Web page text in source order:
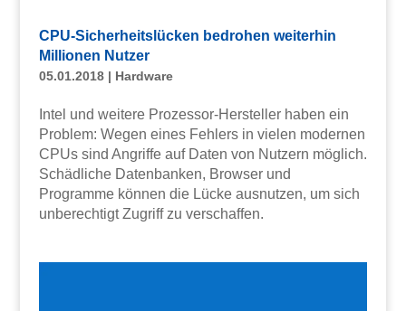
CPU-Sicherheitslücken bedrohen weiterhin
Millionen Nutzer
05.01.2018| Hardware
Intel und weitere Prozessor-Hersteller haben ein
Problem: Wegen eines Fehlers in vielen modernen
CPUs sind Angriffe auf Daten von Nutzern möglich.
Schädliche Datenbanken, Browser und
Programme können die Lücke ausnutzen, um sich
unberechtigt Zugriff zu verschaffen.